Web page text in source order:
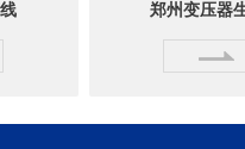
郑州变压器生产线